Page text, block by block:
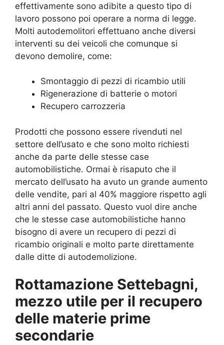
effettivamente sono adibite a questo tipo di
lavoro possono poi operare a norma di legge.
Molti autodemolitori effettuano anche diversi
interventi su dei veicoli che comunque si
devono demolire, come:
Smontaggio di pezzi di ricambio utili
Rigenerazione di batterie o motori
Recupero carrozzeria
Prodotti che possono essere rivenduti nel
settore dell’usato e che sono molto richiesti
anche da parte delle stesse case
automobilistiche. Ormai è risaputo che il
mercato dell’usato ha avuto un grande aumento
delle vendite, pari al 40% maggiore rispetto agli
altri anni del passato. Questo vuol dire anche
che le stesse case automobilistiche hanno
bisogno di avere un recupero di pezzi di
ricambio originali e molto parte direttamente
dalle ditte di autodemolizione.
Rottamazione Settebagni,
mezzo utile per il recupero
delle materie prime
secondarie